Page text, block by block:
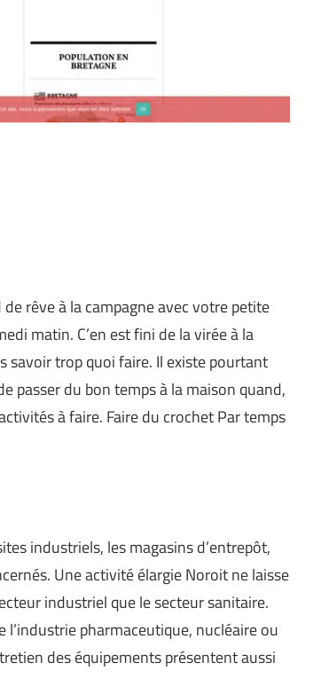
rêve à la campagne avec votre petite
matin. C’en est fini de la virée à la
savoir trop quoi faire. Il existe pourtant
passer du bon temps à la maison quand,
à faire. Faire du crochet Par temps
industriels, les magasins d’entrepôt,
Une activité élargie Noroit ne laisse
industriel que le secteur sanitaire.
l’industrie pharmaceutique, nucléaire ou
des équipements présentent aussi